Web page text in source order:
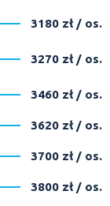
3180 zł / os.
3270 zł / os.
3460 zł / os.
3620 zł / os.
3700 zł / os.
3800 zł / os.